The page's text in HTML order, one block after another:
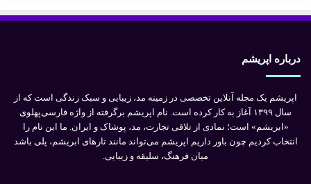
درباره اپریشم
اپریشم یک مجله آنلاین تخصصی در زمینه مد، زیبایی و سبک زندگی است که از
سال ۱۳۹۹ آغاز به کار کرده است. نام اپریشم برگرفته از واژه فارسی‌پهلوی
«ابریشم» است؛ نمادی از تلاقی تجارت، مد، پوشاک و ایران. ما این نام را
انتخاب کردیم چون باور داریم اپریشم می‌تواند مانند تارهای ابریشم، پلی باشد
میان فرهنگ، سلیقه و زیبایی.